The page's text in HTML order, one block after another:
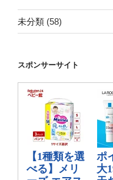
未分類 (58)
スポンサーサイト